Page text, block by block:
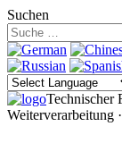
Suchen
Technischer
Weiterverarbeitung